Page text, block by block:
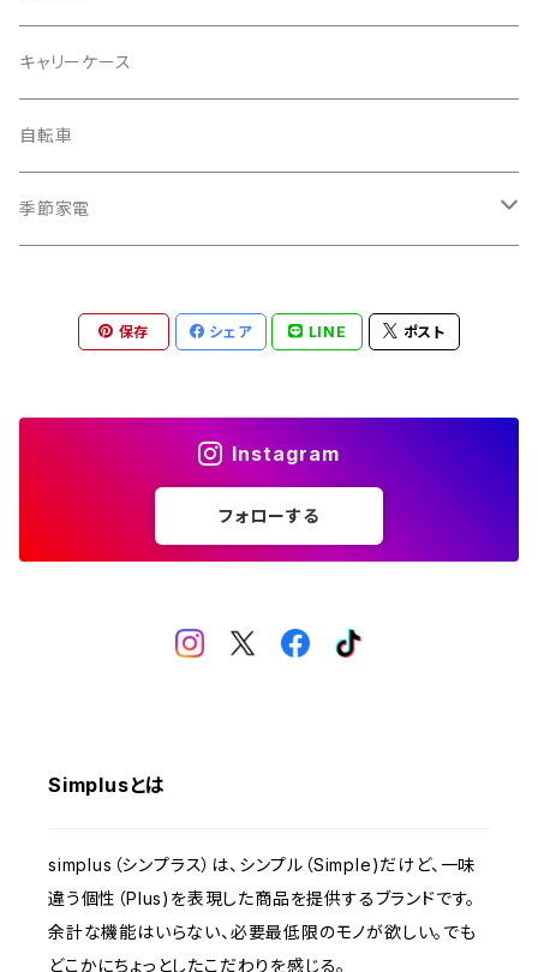
掃除機
電動モップ
カーペットクリーナー
AV機器
シュレッダー
電動モップ
自動開閉ゴミ箱
ラミネーター
モニター
電動ミシン
バッグ
メンズ
レディース
キャリーケース
自転車
季節家電
サーキュレーター
スポットクーラー
保存 シェア LINE ポスト
Instagram
フォローする
Simplusとは
simplus（シンプラス）は、シンプル（Simple)だけど、一味
違う個性（Plus)を表現した商品を提供するブランドです。
余計な機能はいらない、必要最低限のモノが欲しい。でも
どこかにちょっとしたこだわりを感じる。